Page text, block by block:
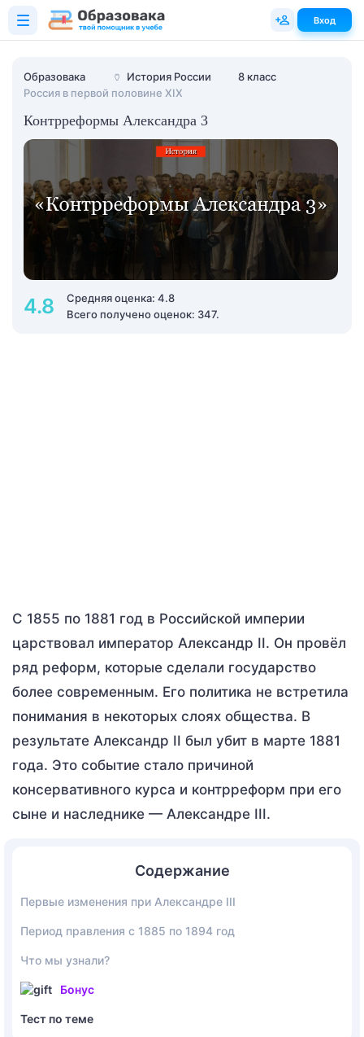
Образовака 🏺 История России
8 класс
Россия в первой половине XIX
Контрреформы Александра 3
4.8
Средняя оценка: 4.8
Всего получено оценок: 347.
С 1855 по 1881 год в Российской империи
царствовал император Александр II. Он провёл
ряд реформ, которые сделали государство
более современным. Его политика не встретила
понимания в некоторых слоях общества. В
результате Александр II был убит в марте 1881
года. Это событие стало причиной
консервативного курса и контрреформ при его
сыне и наследнике — Александре III.
Содержание
Первые изменения при Александре III
Период правления с 1885 по 1894 год
Что мы узнали?
Бонус
Тест по теме
Вход